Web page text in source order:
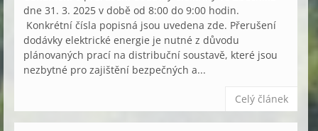
dne 31. 3. 2025 v době od 8:00 do 9:00 hodin.
Konkrétní čísla popisná jsou uvedena zde. Přerušení
dodávky elektrické energie je nutné z důvodu
plánovaných prací na distribuční soustavě, které jsou
nezbytné pro zajištění bezpečných a...
Celý článek